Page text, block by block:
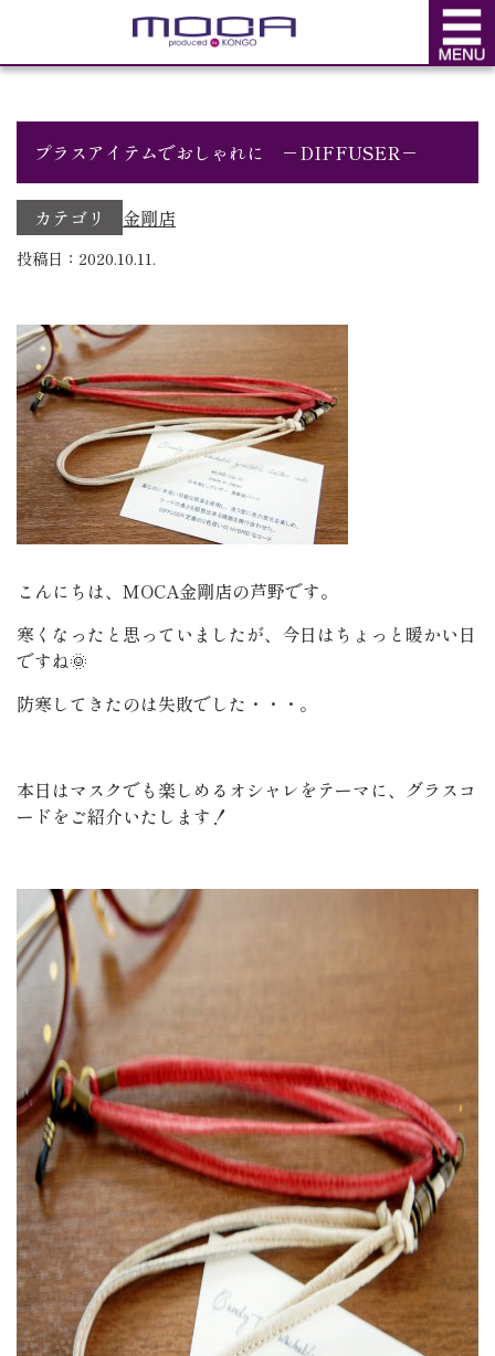
BLOG
プラスアイテムでおしゃれに －DIFFUSER－
カテゴリ 金剛店
投稿日：2020.10.11.
こんにちは、MOCA金剛店の芦野です。
寒くなったと思っていましたが、今日はちょっと暖かい日
ですね🌞
防寒してきたのは失敗でした・・・。
本日はマスクでも楽しめるオシャレをテーマに、グラスコ
ードをご紹介いたします！